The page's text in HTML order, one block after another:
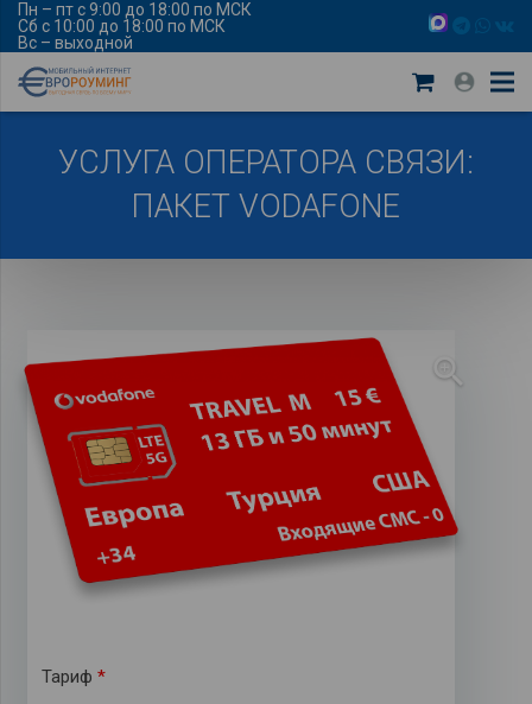
Пн – пт с 9:00 до 18:00 по МСК
Сб с 10:00 до 18:00 по МСК
Вс – выходной
УСЛУГА ОПЕРАТОРА СВЯЗИ:
ПАКЕТ VODAFONE
Тариф *